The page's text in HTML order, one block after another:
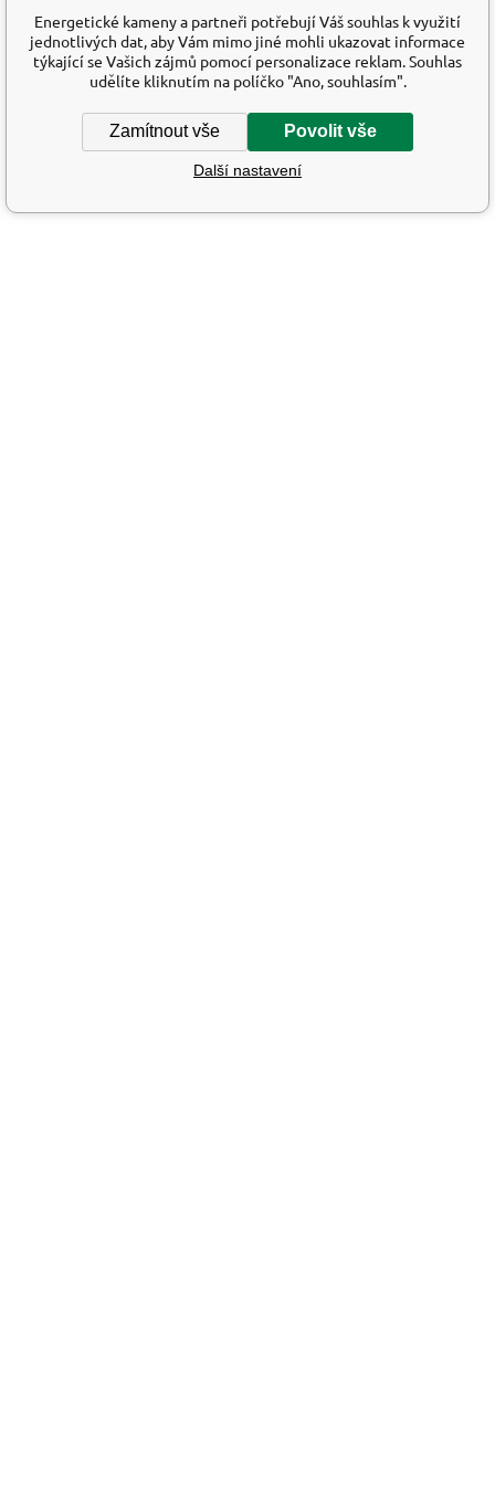
Energetické kameny a partneři potřebují Váš souhlas k využití
jednotlivých dat, aby Vám mimo jiné mohli ukazovat informace
týkající se Vašich zájmů pomocí personalizace reklam. Souhlas
udělíte kliknutím na políčko "Ano, souhlasím".
Zamítnout vše Povolit vše
Další nastavení